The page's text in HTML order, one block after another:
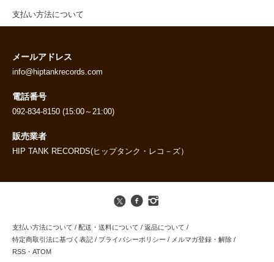
支払い方法について
メールアドレス
info@hiptankrecords.com
電話番号
092-834-8150 (15:00～21:00)
販売業者
HIP TANK RECORDS(ヒップタンク・レコ－ズ）
支払い方法について / 配送・送料について / 返品について /
特定商取引法に基づく表記 / プライバシーポリシー / メルマガ登録・解除 /
RSS ・ ATOM